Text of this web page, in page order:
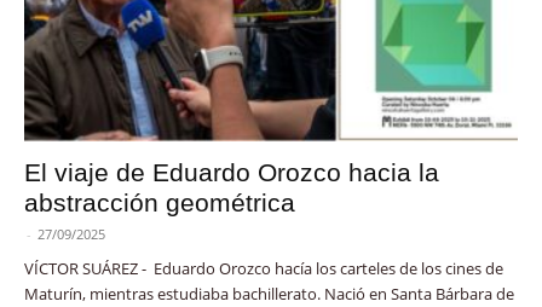
El viaje de Eduardo Orozco hacia la
abstracción geométrica
- 27/09/2025
VÍCTOR SUÁREZ - Eduardo Orozco hacía los carteles de los cines de
Maturín, mientras estudiaba bachillerato. Nació en Santa Bárbara de